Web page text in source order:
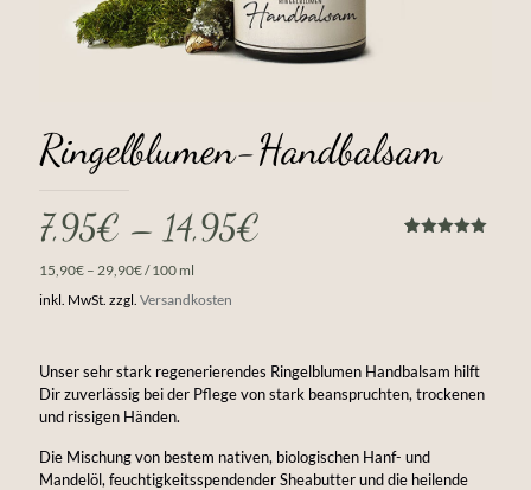
Ringelblumen-Handbalsam
7,95€ – 14,95€
15,90€ – 29,90€/100 ml
inkl. MwSt. zzgl. Versandkosten
Unser sehr stark regenerierendes Ringelblumen Handbalsam hilft
Dir zuverlässig bei der Pflege von stark beanspruchten, trockenen
und rissigen Händen.
Die Mischung von bestem nativen, biologischen Hanf- und
Mandelöl, feuchtigkeitsspendender Sheabutter und die heilende